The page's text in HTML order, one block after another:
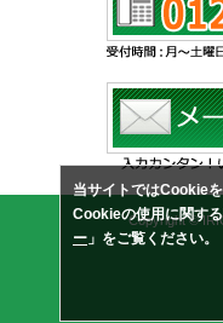
Copyright ©
当サイトではCookieを
Cookieの使用に関す
ー 」をご覧ください。